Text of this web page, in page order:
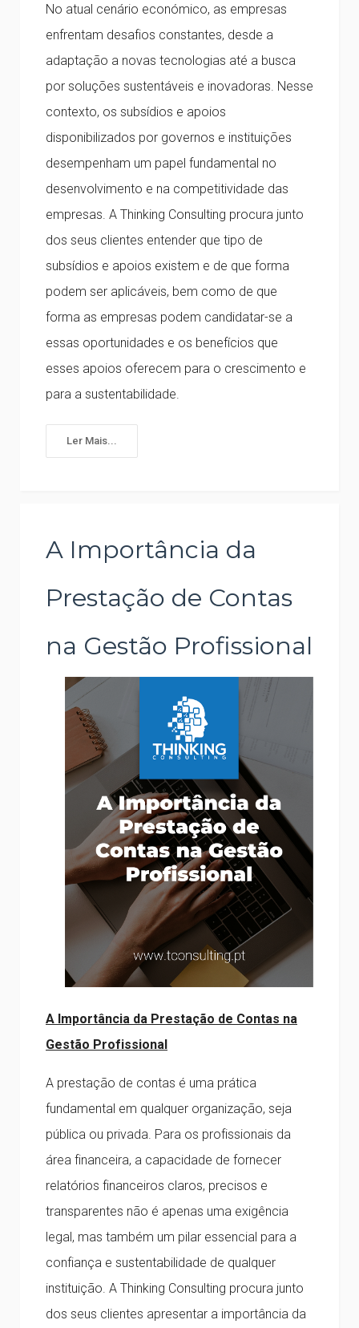
No atual cenário económico, as empresas
enfrentam desafios constantes, desde a
adaptação a novas tecnologias até a busca
por soluções sustentáveis e inovadoras. Nesse
contexto, os subsídios e apoios
disponibilizados por governos e instituições
desempenham um papel fundamental no
desenvolvimento e na competitividade das
empresas. A Thinking Consulting procura junto
dos seus clientes entender que tipo de
subsídios e apoios existem e de que forma
podem ser aplicáveis, bem como de que
forma as empresas podem candidatar-se a
essas oportunidades e os benefícios que
esses apoios oferecem para o crescimento e
para a sustentabilidade.
Ler Mais...
A Importância da
Prestação de Contas
na Gestão Profissional
A Importância da Prestação de Contas na
Gestão Profissional
A prestação de contas é uma prática
fundamental em qualquer organização, seja
pública ou privada. Para os profissionais da
área financeira, a capacidade de fornecer
relatórios financeiros claros, precisos e
transparentes não é apenas uma exigência
legal, mas também um pilar essencial para a
confiança e sustentabilidade de qualquer
instituição. A Thinking Consulting procura junto
dos seus clientes apresentar a importância da